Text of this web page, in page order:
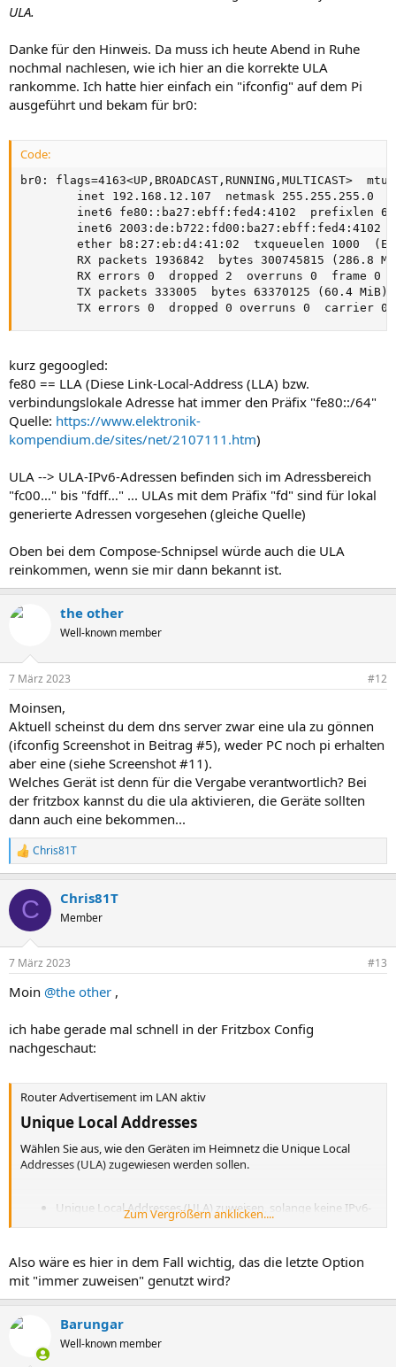
ULA.
Danke für den Hinweis. Da muss ich heute Abend in Ruhe
nochmal nachlesen, wie ich hier an die korrekte ULA
rankomme. Ich hatte hier einfach ein "ifconfig" auf dem Pi
ausgeführt und bekam für br0:
Code:
br0: flags=4163<UP,BROADCAST,RUNNING,MULTICAST>  mtu
inet 192.168.12.107  netmask 255.255.255.0
inet6 fe80::ba27:ebff:fed4:4102  prefixlen
inet6 2003:de:b722:fd00:ba27:ebff:fed4:4102
ether b8:27:eb:d4:41:02  txqueuelen 1000
RX packets 1936842  bytes 300745815 (286.8
        RX errors 0  dropped 2  overruns 0  frame 0
        TX packets 333005  bytes 63370125 (60.4 MiB)
TX errors 0  dropped 0 overruns 0  carrier 0
kurz gegoogled:
fe80 == LLA (Diese Link-Local-Address (LLA) bzw.
verbindungslokale Adresse hat immer den Präfix "fe80::/64"
Quelle: https://www.elektronik-
kompendium.de/sites/net/2107111.htm)
ULA --> ULA-IPv6-Adressen befinden sich im Adressbereich
"fc00…" bis "fdff…" ... ULAs mit dem Präfix "fd" sind für lokal
generierte Adressen vorgesehen (gleiche Quelle)
Oben bei dem Compose-Schnipsel würde auch die ULA
reinkommen, wenn sie mir dann bekannt ist.
the other
Well-known member
7 März 2023 #12
Moinsen,
Aktuell scheinst du dem dns server zwar eine ula zu gönnen
(ifconfig Screenshot in Beitrag #5), weder PC noch pi erhalten
aber eine (siehe Screenshot #11).
Welches Gerät ist denn für die Vergabe verantwortlich? Bei
der fritzbox kannst du die ula aktivieren, die Geräte sollten
dann auch eine bekommen...
R
e
k
i
e
:
Chris81T
C Chris81T
Member
7 März 2023 #13
Moin @the other ,
ich habe gerade mal schnell in der Fritzbox Config
nachgeschaut:
Router Advertisement im LAN aktiv
Unique Local Addresses​
Wählen Sie aus, wie den Geräten im Heimnetz die Unique Local
Addresses (ULA) zugewiesen werden sollen.
Unique Local Addresses (ULA) zuweisen, solange keine IPv6-
Internetverbindung besteht (empfohlen) [
empfohlen)
Unique Local Addresses (ULA) immer zuweisen
Unique Local Address Ihrer FRITZ!Box: fd00::3ea6:2fff:fe6e:8edf/64
Zum Vergrößern anklicken....
Also wäre es hier in dem Fall wichtig, das die letzte Option
mit "immer zuweisen" genutzt wird?
Barungar
Well-known member